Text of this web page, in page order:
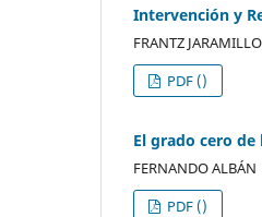
Intervención y
FRANTZ JARAMILLO
PDF ()
El grado cero
FERNANDO ALBÁN
PDF ()